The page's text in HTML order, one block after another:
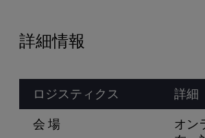
詳細情報
ロジスティクス
詳細
会 場
オン